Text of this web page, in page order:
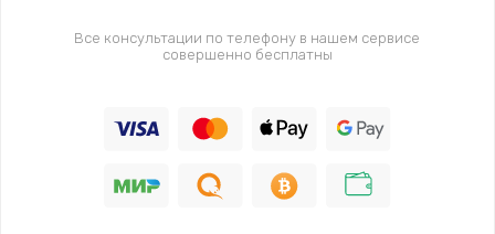
Все консультации по телефону в нашем сервисе
совершенно бесплатны